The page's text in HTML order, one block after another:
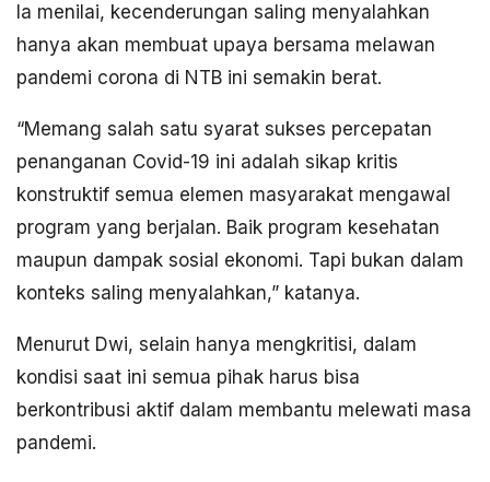
Ia menilai, kecenderungan saling menyalahkan
hanya akan membuat upaya bersama melawan
pandemi corona di NTB ini semakin berat.
“Memang salah satu syarat sukses percepatan
penanganan Covid-19 ini adalah sikap kritis
konstruktif semua elemen masyarakat mengawal
program yang berjalan. Baik program kesehatan
maupun dampak sosial ekonomi. Tapi bukan dalam
konteks saling menyalahkan,” katanya.
Menurut Dwi, selain hanya mengkritisi, dalam
kondisi saat ini semua pihak harus bisa
berkontribusi aktif dalam membantu melewati masa
pandemi.